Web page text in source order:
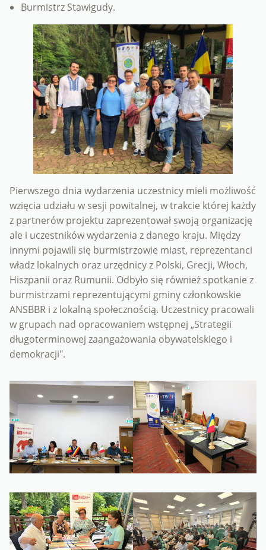
Burmistrz Stawigudy.
Pierwszego dnia wydarzenia uczestnicy mieli możliwość
wzięcia udziału w sesji powitalnej, w trakcie której każdy
z partnerów projektu zaprezentował swoją organizację
ale i uczestników wydarzenia z danego kraju. Między
innymi pojawili się burmistrzowie miast, reprezentanci
władz lokalnych oraz urzędnicy z Polski, Grecji, Włoch,
Hiszpanii oraz Rumunii. Odbyło się również spotkanie z
burmistrzami reprezentującymi gminy członkowskie
ANSBBR i z lokalną społecznością. Uczestnicy pracowali
w grupach nad opracowaniem wstępnej „Strategii
długoterminowej zaangażowania obywatelskiego i
demokracji".